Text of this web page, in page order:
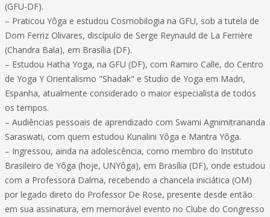
(GFU-DF).
– Praticou Yôga e estudou Cosmobilogia na GFU, sob a tutela de
Dom Ferriz Olivares, discípulo de Serge Reynauld de La Ferrière
(Chandra Bala), em Brasília (DF).
– Estudou Hatha Yoga, na GFU (DF), com Ramiro Calle, do Centro
de Yoga Y Orientalismo "Shadak" e Studio de Yoga em Madri,
Espanha, atualmente considerado o maior especialista de todos
os tempos.
– Audiências pessoais de aprendizado com Swami Agnimitrananda
Saraswati, com quem estudou Kunalini Yôga e Mantra Yôga.
– Ingressou, ainda na adolescência, como membro do Instituto
Brasileiro de Yôga (hoje, UNYôga), em Brasília (DF), onde estudou
com a Professora Dalma, recebendo a chancela iniciática (OM)
por legado direto do Professor De Rose, presente desde então
em sua assinatura, em memorável evento no Clube do Congresso